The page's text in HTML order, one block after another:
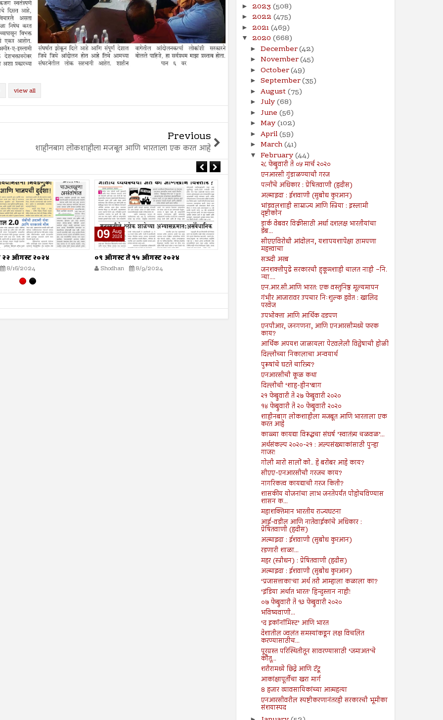
view all
Previous
शाहीनबाग लोकशाहीला मजबूत आणि भारताला एक करत आहे
ऑगस्ट २०२४
8/9/2024
02 Aug
2024
०२ ऑगस्ट ते ०८ ऑगस्ट २०२४
Shodhan 8/2/2024
२६ जुलै ते ०१ ऑगस्ट २०२४
7/26/2024 Shodhan
► 2023 (508)
► 2022 (475)
► 2021(469)
▼ 2020 (668)
► December(42)
► November(45)
► October(49)
► September(35)
► August(75)
► July(68)
► June (56)
► May(102)
► April(59)
► March(41)
▼ February(44)
२८ फेब्रुवारी ते ०५ मार्च २०२०
एनआरसी गुंडाळण्याची गरज
पत्नींचे अधिकार : प्रेषितवाणी (हदीस)
अल्माइदा : ईशवाणी (सुबोध कुरआन)
भांडवलशाही साम्राज्य आणि स्त्रिया : इस्लामी
दृष्टीकोन
डार्क वेबवर विक्रीसाठी अर्धा दशलक्ष भारतीयांचा
डेब...
सीएएविरोधी आंदोलन, यशापयशापेक्षा ठामपणा
महत्त्वाचा
सऊदी अरब
जनशक्तीपुढे सरकारची हुकूमशाही चालत नाही –नि.
न्या....
एन.आर.सी.आणि भारत: एक वस्तुनिष्ठ मूल्यमापन
गंभीर आजारावर उपचार निःशुल्क हवेत : खालिद
परवेज
उपभोक्ता आणि आर्थिक दडपण
एनपीआर, जनगणना, आणि एनआरसीमध्ये फरक
काय?
आर्थिक अपयश जाळायला पेटवलेली विद्वेषाची होळी
दिल्लीच्या निकालाचा अन्वयार्थ
पुरूषांचे घटते चारित्र्य?
एनआरसीची कूळ कथा
दिल्लीची ‘शाह-हीन’बाग
२१ फेब्रुवारी ते २७ फेब्रुवारी २०२०
१४ फेब्रुवारी ते २० फेब्रुवारी २०२०
शाहीनबाग लोकशाहीला मजबूत आणि भारताला एक
करत आहे
काळ्या कायद्या विरूद्धचा संघर्ष ’स्वातंत्र्य चळवळ’...
अर्थसंकल्प २०२०-२१ : अल्पसंख्याकांसाठी पुन्हा
गाजर!
गोली मारो सालों को.. हे बरोबर आहे काय?
सीएए-एनआरसीची गरजच काय?
नागरिकत्व कायद्याची गरज किती?
शासकीय योजनांचा लाभ जनतेपर्यंत पोहोचविण्यास
शासन क...
महाशक्तिमान भारतीय राज्यघटना
आई-वडील आणि नातेवाईकांचे अधिकार :
प्रेषितवाणी (हदीस)
अल्माइदा : ईशवाणी (सुबोध कुरआन)
रडणारी शाळा...
महर (स्त्रीधन) : प्रेषितवाणी (हदीस)
अल्माइदा : ईशवाणी (सुबोध कुरआन)
‘प्रजासत्ताका'चा अर्थ तरी आम्हाला कळाला का?
‘इंडिया अर्थात भारत' हिन्दुस्तान नाही!
०७ फेब्रुवारी ते १३ फेब्रुवारी २०२०
भविष्यवाणी...
‘द इकॉनॉमिस्ट’ आणि भारत
देशातील ज्वलंत समस्यांकडून लक्ष विचलित
करण्यासाठीच...
पूरग्रस्त परिस्थितीतून सावरण्यासाठी ‘जमाअत’चे
कौतू...
शरीरामध्ये छिद्रे आणि टॅटू
आकांक्षापूर्तीचा खरा मार्ग
8 हजार व्यावसायिकांच्या आत्महत्या
एनआरसीवरील स्पष्टीकरणानंतरही सरकारची भूमीका
संशयास्पद